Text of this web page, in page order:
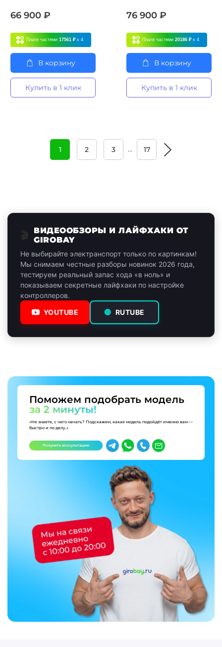
66 900 ₽
Плати частями 17561 ₽ x 4
В корзину
Купить в 1 клик
76 900 ₽
Плати частями 20186 ₽ x 4
В корзину
Купить в 1 клик
1 2 3 … 17
🎬
ВИДЕООБЗОРЫ И ЛАЙФХАКИ ОТ
GIROBAY
Не выбирайте электранспорт только по картинкам!
Мы снимаем честные разборы новинок 2026 года,
тестируем реальный запас хода «в ноль» и
показываем секретные лайфхаки по настройке
контроллеров.
YOUTUBE 🔵 RUTUBE
Поможем подобрать модель
за 2 минуты!
«Не знаете, с чего начать? Подскажем, какая модель подойдёт именно вам —
быстро и по делу.»
Получить консультацию